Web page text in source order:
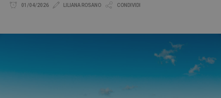
01/04/2026 LILIANA ROSANO CONDIVIDI